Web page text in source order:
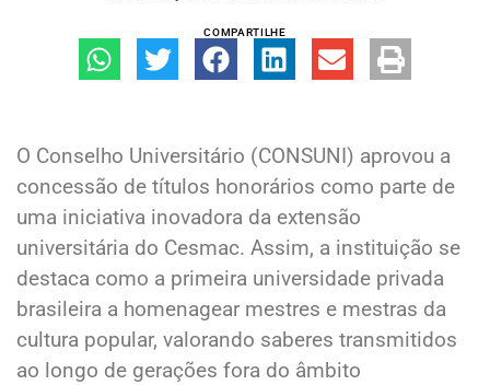
COMPARTILHE
O Conselho Universitário (CONSUNI) aprovou a
concessão de títulos honorários como parte de
uma iniciativa inovadora da extensão
universitária do Cesmac. Assim, a instituição se
destaca como a primeira universidade privada
brasileira a homenagear mestres e mestras da
cultura popular, valorando saberes transmitidos
ao longo de gerações fora do âmbito